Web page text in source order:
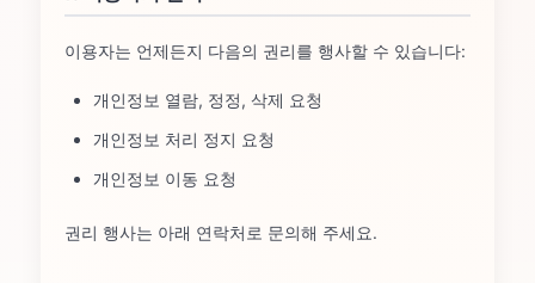
이용자는 언제든지 다음의 권리를 행사할 수 있습니다:
개인정보 열람, 정정, 삭제 요청
개인정보 처리 정지 요청
개인정보 이동 요청
권리 행사는 아래 연락처로 문의해 주세요.